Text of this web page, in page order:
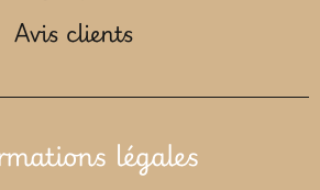
Avis clients
légales